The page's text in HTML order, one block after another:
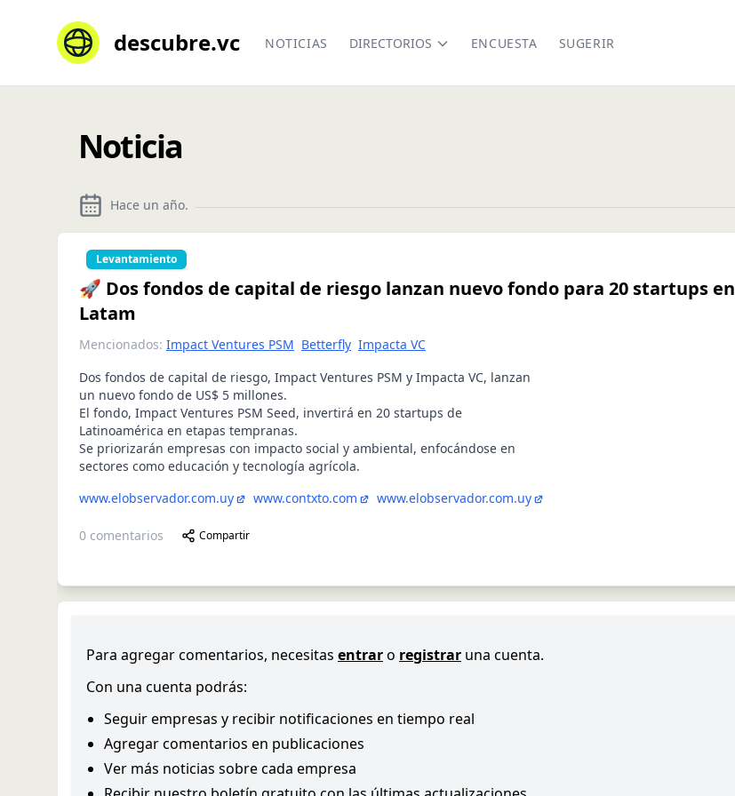
descubre.vc NOTICIAS DIRECTORIOS ENCUESTA SUGERIR
Noticia
Hace un año.
Levantamiento
🚀 Dos fondos de capital de riesgo lanzan nuevo fondo para 20 startups en
Latam
Mencionados: Impact Ventures PSM Betterfly Impacta VC
Dos fondos de capital de riesgo, Impact Ventures PSM y Impacta VC, lanzan
un nuevo fondo de US$ 5 millones.
El fondo, Impact Ventures PSM Seed, invertirá en 20 startups de
Latinoamérica en etapas tempranas.
Se priorizarán empresas con impacto social y ambiental, enfocándose en
sectores como educación y tecnología agrícola.
www.elobservador.com.uy
www.contxto.com www.elobservador.com.uy
0 comentarios Compartir
Para agregar comentarios, necesitas entraro registrar una cuenta.
Con una cuenta podrás:
Seguir empresas y recibir notificaciones en tiempo real
Agregar comentarios en publicaciones
Ver más noticias sobre cada empresa